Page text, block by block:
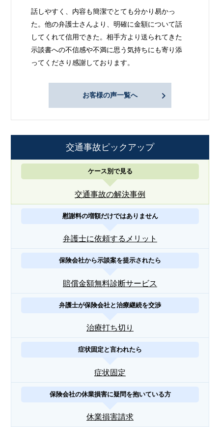
話しやすく、内容も簡潔でとても分かり易かっ
た。他の弁護士さんより、明確に金額について話
してくれて信用できた。相手方より送られてきた
示談書への不信感や不満に思う気持ちにも寄り添
ってくださり感謝しております。
お客様の声一覧へ
交通事故ピックアップ
ケース別で見る
交通事故の解決事例
慰謝料の増額だけではありません
弁護士に依頼するメリット
保険会社から示談案を提示されたら
賠償金額無料診断サービス
弁護士が保険会社と治療継続を交渉
治療打ち切り
症状固定と言われたら
症状固定
保険会社の休業損害に疑問を抱いている方
休業損害請求